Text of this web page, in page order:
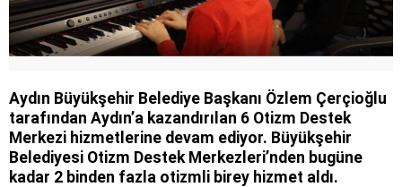
Aydın Büyükşehir Belediye Başkanı Özlem Çerçioğlu
tarafından Aydın’a kazandırılan 6 Otizm Destek
Merkezi hizmetlerine devam ediyor. Büyükşehir
Belediyesi Otizm Destek Merkezleri’nden bugüne
kadar 2 binden fazla otizmli birey hizmet aldı.